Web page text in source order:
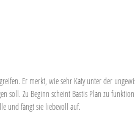
Er merkt, wie sehr Katy unter der
soll. Zu Beginn scheint Bastis Plan zu
und fängt sie liebevoll auf.